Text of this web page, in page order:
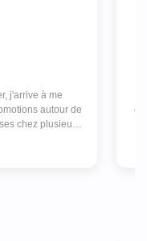
j'arrive à me
autour de
chez plusieurs